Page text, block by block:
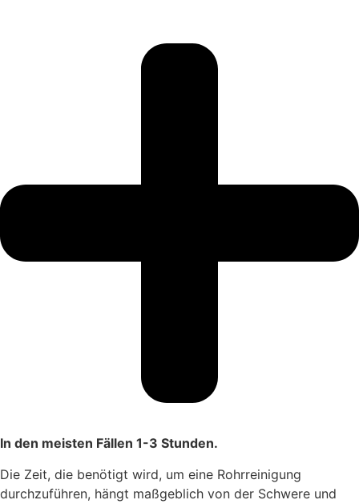
In den meisten Fällen 1-3 Stunden.
Die Zeit, die benötigt wird, um eine Rohrreinigung
durchzuführen, hängt maßgeblich von der Schwere und